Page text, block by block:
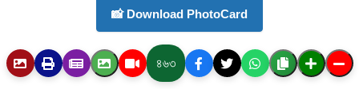
📸 Download PhotoCard
৪৬৩